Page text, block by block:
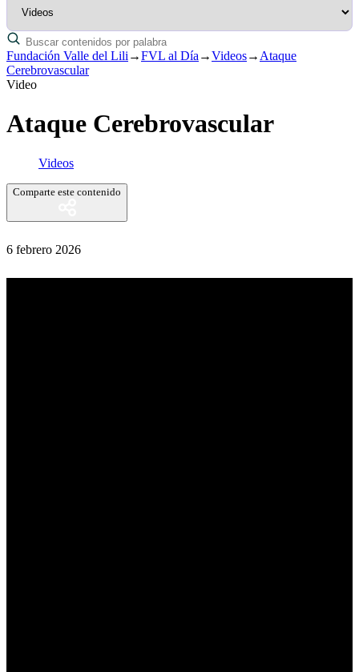
Fundación Valle del Lili →FVL al Día →Videos→ Ataque
Cerebrovascular
Video
Ataque Cerebrovascular
Videos
Comparte este contenido
6 febrero 2026